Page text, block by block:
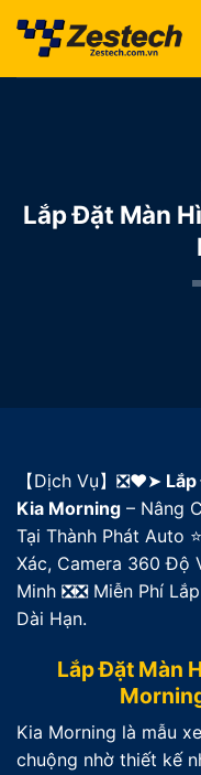
qua
Lắp Đặt Màn
【Dịch Vụ】❎❤️➤
Kia Morning – Nâng
Tại Thành Phát Auto
Xác, Camera 360 Độ
Minh ❎❎ Miễn Phí
Dài Hạn.
Lắp Đặt Màn
Kia Morning là mẫu
chuộng nhờ thiết kế